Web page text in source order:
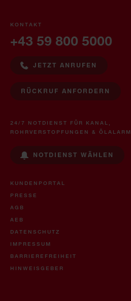
KONTAKT
+43 59 800 5000
JETZT ANRUFEN
RÜCKRUF ANFORDERN
24/7 NOTDIENST FÜR KANAL,
ROHRVERSTOPFUNGEN & ÖLALARM
NOTDIENST WÄHLEN
KUNDENPORTAL
PRESSE
AGB
AEB
DATENSCHUTZ
IMPRESSUM
BARRIEREFREIHEIT
HINWEISGEBER